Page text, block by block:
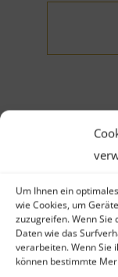
Um Ihnen ein
wie Cookies, um
zuzugreifen. Wenn Sie
Daten wie das
verarbeiten. Wenn Sie
können bestimmte
Firma